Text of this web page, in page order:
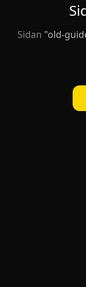
Sidan "old-